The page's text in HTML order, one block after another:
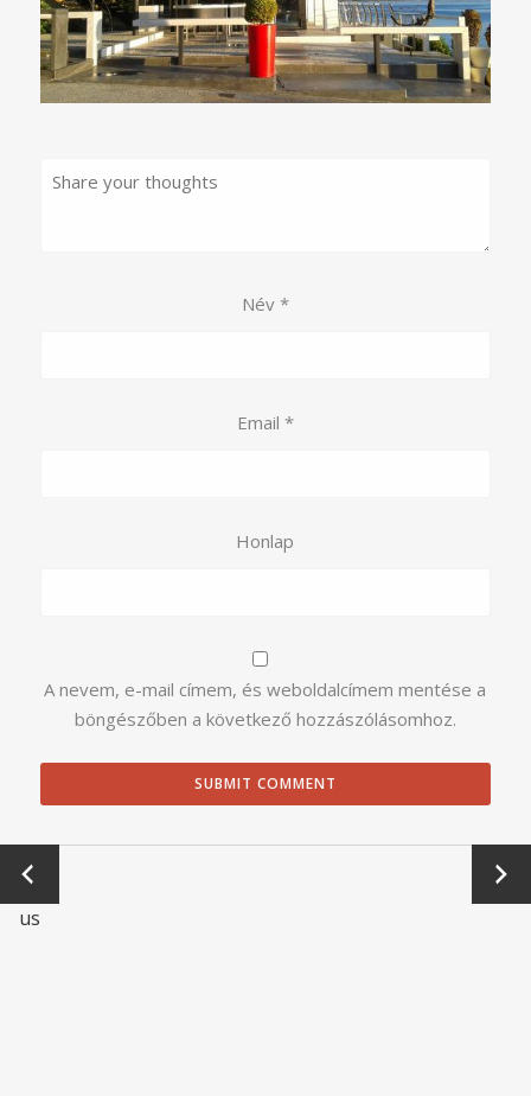
Név *
Email *
Honlap
A nevem, e-mail címem, és weboldalcímem mentése a
böngészőben a következő hozzászólásomhoz.
←
Previo
us
Next
→